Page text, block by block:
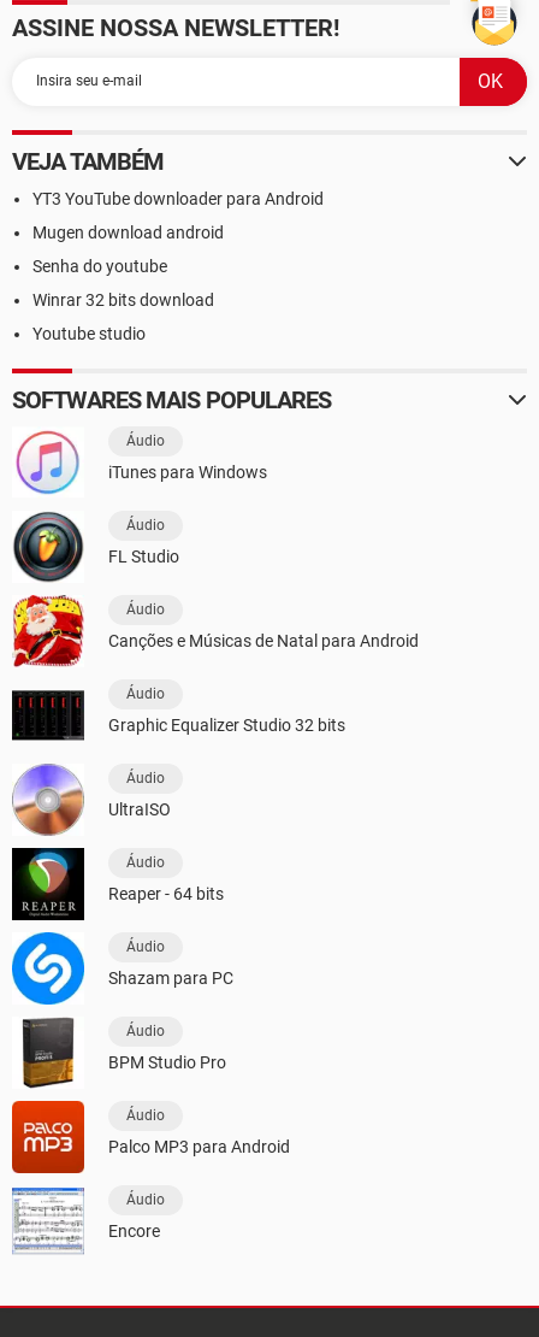
ASSINE NOSSA NEWSLETTER!
VEJA TAMBÉM
YT3 YouTube downloader para Android
Mugen download android
Senha do youtube
Winrar 32 bits download
Youtube studio
SOFTWARES MAIS POPULARES
Áudio
iTunes para Windows
Áudio
FL Studio
Áudio
Canções e Músicas de Natal para Android
Áudio
Graphic Equalizer Studio 32 bits
Áudio
UltraISO
Áudio
Reaper - 64 bits
Áudio
Shazam para PC
Áudio
BPM Studio Pro
Áudio
Palco MP3 para Android
Áudio
Encore